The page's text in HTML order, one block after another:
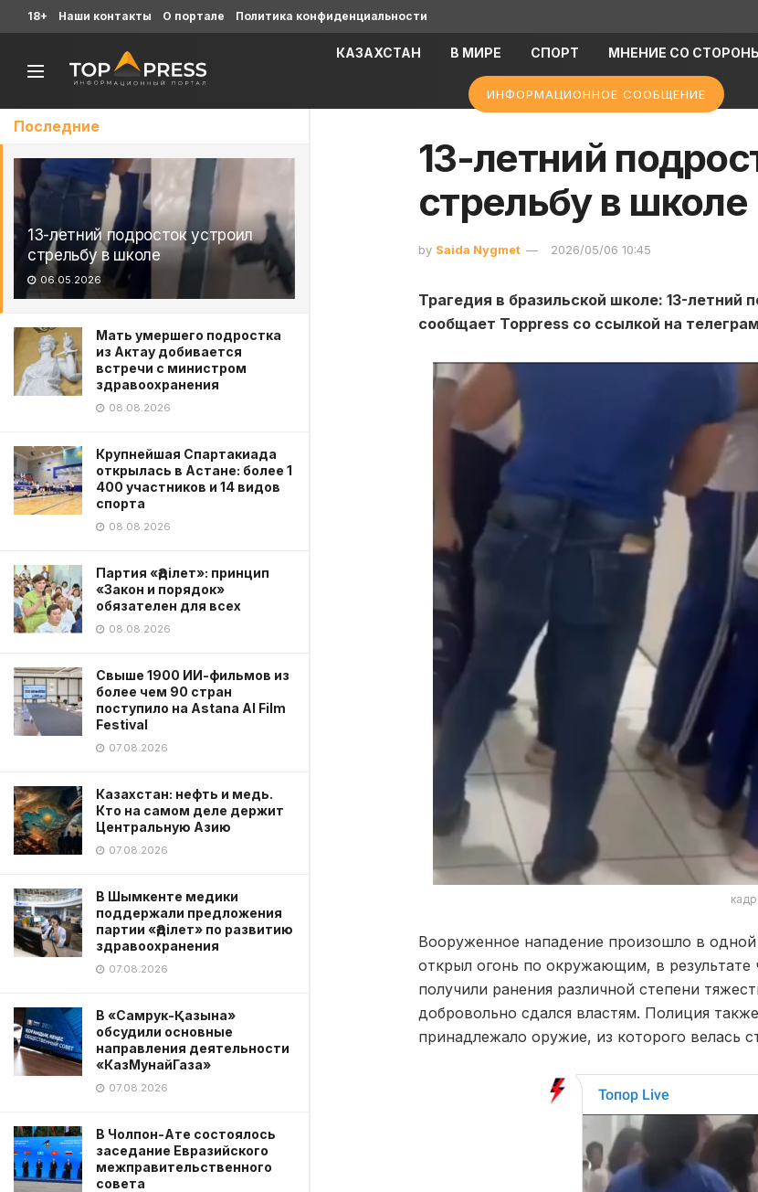
Последние
13-летний подросток устроил
стрельбу в школе
06.05.2026
Мать умершего подростка
из Актау добивается
встречи с министром
здравоохранения
08.08.2026
Крупнейшая Спартакиада
открылась в Астане: более 1
400 участников и 14 видов
спорта
08.08.2026
Партия «Әділет»: принцип
«Закон и порядок»
обязателен для всех
08.08.2026
Свыше 1900 ИИ-фильмов из
более чем 90 стран
поступило на Astana AI Film
Festival
07.08.2026
Казахстан: нефть и медь.
Кто на самом деле держит
Центральную Азию
07.08.2026
В Шымкенте медики
поддержали предложения
партии «Әділет» по развитию
здравоохранения
07.08.2026
В «Самрук-Қазына»
обсудили основные
направления деятельности
«КазМунайГаза»
07.08.2026
В Чолпон-Ате состоялось
заседание Евразийского
межправительственного
совета
18+ Наши контакты О портале Политика конфиденциальности
КАЗАХСТАН В МИРЕ СПОРТ МНЕНИЕ СО
ИНФОРМАЦИОННОЕ СООБЩЕНИЕ
13-летний
стрельбу в школе
by Saida Nygmet 2026/05/06 10:45
Трагедия в бразильской школе: 13-летний
сообщает Toppress со ссылкой на
Вооруженное нападение произошло в
открыл огонь по окружающим, в результате
получили ранения различной степени
добровольно сдался властям. Полиция
принадлежало оружие, из которого велась